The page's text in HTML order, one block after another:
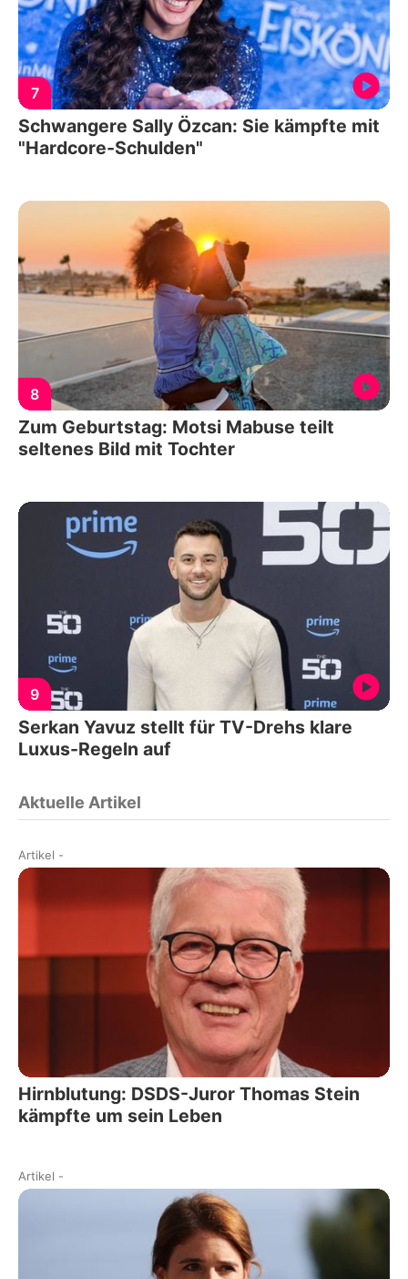
7
Schwangere Sally Özcan: Sie kämpfte mit
"Hardcore-Schulden"
8
Zum Geburtstag: Motsi Mabuse teilt
seltenes Bild mit Tochter
9
Serkan Yavuz stellt für TV-Drehs klare
Luxus-Regeln auf
Aktuelle Artikel
Artikel -
Hirnblutung: DSDS-Juror Thomas Stein
kämpfte um sein Leben
Artikel -